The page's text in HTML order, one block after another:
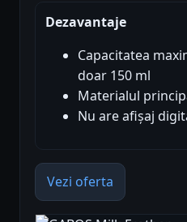
Dezavantaje
Capacitatea
doar 150 ml
Materialul
Nu are afișaj
Vezi oferta